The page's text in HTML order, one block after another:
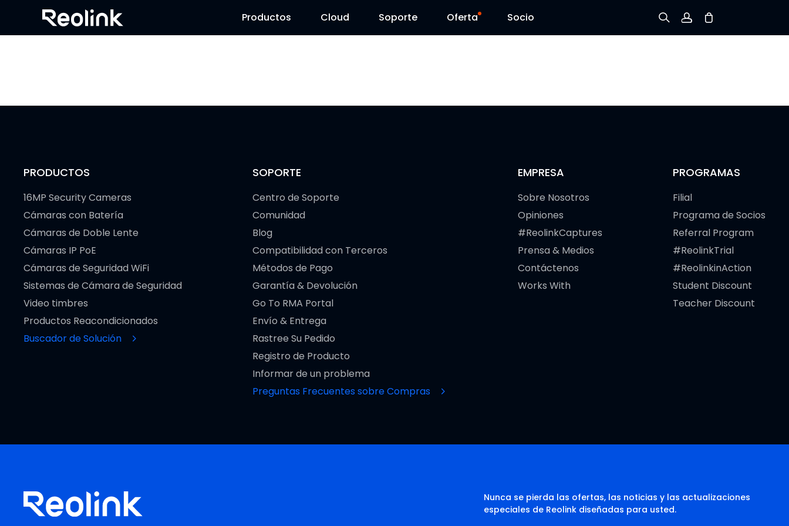
Productos Cloud Soporte Oferta Socio
PRODUCTOS
16MP Security Cameras
Cámaras con Batería
Cámaras de Doble Lente
Cámaras IP PoE
Cámaras de Seguridad WiFi
Sistemas de Cámara de Seguridad
Video timbres
Productos Reacondicionados
Buscador de Solución
SOPORTE
Centro de Soporte
Comunidad
Blog
Compatibilidad con Terceros
Métodos de Pago
Garantía & Devolución
Go To RMA Portal
Envío & Entrega
Rastree Su Pedido
Registro de Producto
Informar de un problema
Preguntas Frecuentes sobre Compras
EMPRESA
Sobre Nosotros
Opiniones
#ReolinkCaptures
Prensa & Medios
Contáctenos
Works With
PROGRAMAS
Filial
Programa de Socios
Referral Program
#ReolinkTrial
#ReolinkinAction
Student Discount
Teacher Discount
Nunca se pierda las ofertas, las noticias y las actualizaciones
especiales de Reolink diseñadas para usted.